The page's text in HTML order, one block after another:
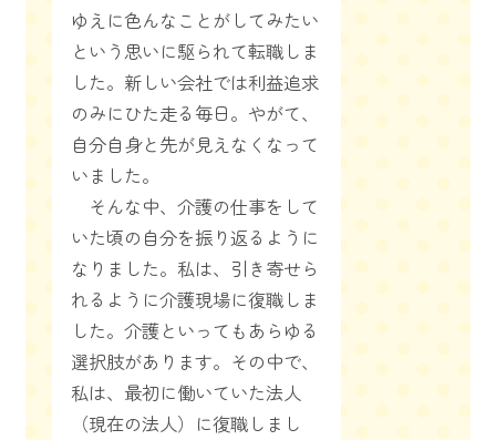
ゆえに色んなことがしてみたい
という思いに駆られて転職しま
した。新しい会社では利益追求
のみにひた走る毎日。やがて、
自分自身と先が見えなくなって
いました。
そんな中、介護の仕事をして
いた頃の自分を振り返るように
なりました。私は、引き寄せら
れるように介護現場に復職しま
した。介護といってもあらゆる
選択肢があります。その中で、
私は、最初に働いていた法人
（現在の法人）に復職しまし